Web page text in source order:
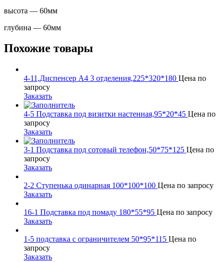
высота — 60мм
глубина — 60мм
Похожие товары
4-11,Диспенсер А4 3 отделения,225*320*180 Цена по
запросу
Заказать
4-5 Подставка под визитки настенная,95*20*45 Цена по
запросу
Заказать
3-1 Подставка под сотовый телефон,50*75*125 Цена по
запросу
Заказать
2-2 Ступенька одинарная 100*100*100 Цена по запросу
Заказать
16-1 Подставка под помаду 180*55*95 Цена по запросу
Заказать
1-5 подставка с ограничителем 50*95*115 Цена по
запросу
Заказать